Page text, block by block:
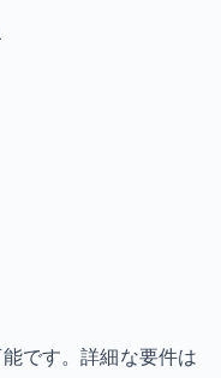
です。詳細な要件は